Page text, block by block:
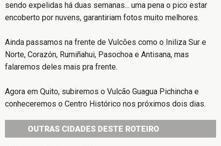
sendo expelidas há duas semanas... uma pena o pico estar
encoberto por nuvens, garantiriam fotos muito melhores.
Ainda passamos na frente de Vulcões como o Iniliza Sur e
Norte, Corazón, Rumiñahui, Pasochoa e Antisana, mas
falaremos deles mais pra frente.
Agora em Quito, subiremos o Vulcão Guagua Pichincha e
conheceremos o Centro Histórico nos próximos dois dias.
OUTRAS CIDADES DESTE ROTEIRO